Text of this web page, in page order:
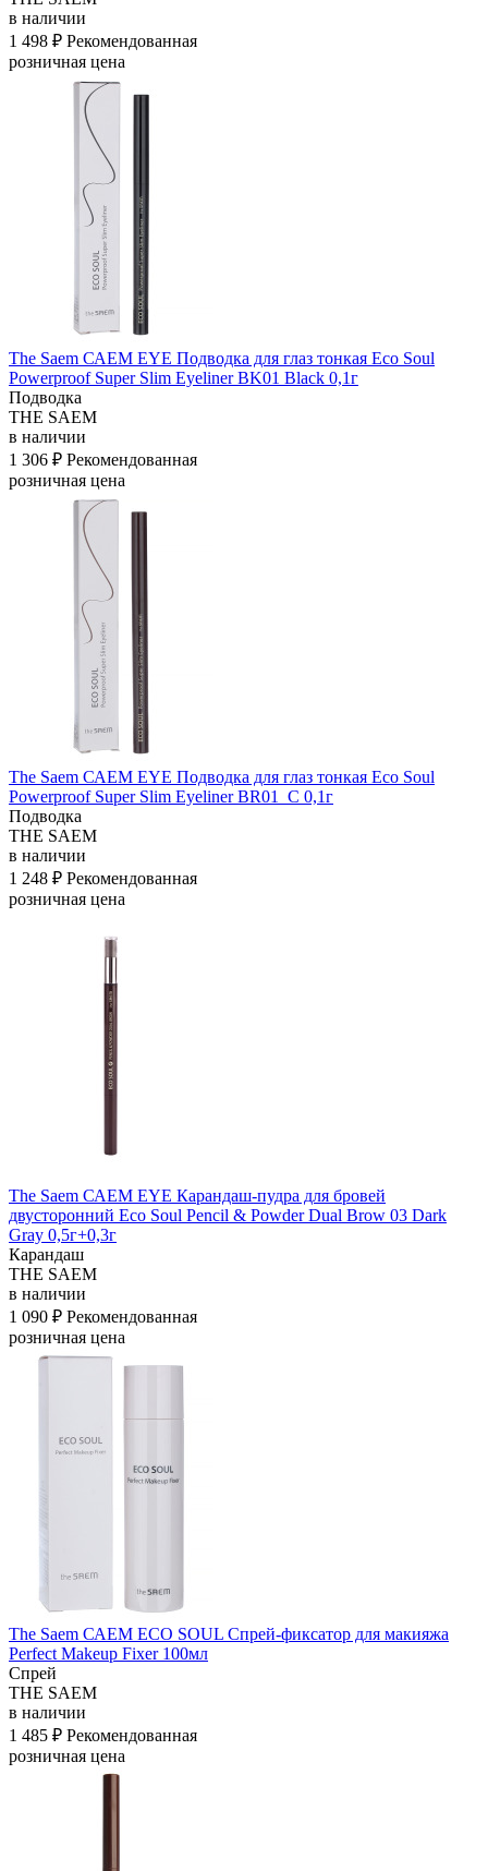
в наличии
1 498 ₽ Рекомендованная
розничная цена
The Saem САЕМ EYE Подводка для глаз тонкая Eco Soul
Powerproof Super Slim Eyeliner BK01 Black 0,1г
Подводка
THE SAEM
в наличии
1 306 ₽ Рекомендованная
розничная цена
The Saem САЕМ EYE Подводка для глаз тонкая Eco Soul
Powerproof Super Slim Eyeliner BR01_C 0,1г
Подводка
THE SAEM
в наличии
1 248 ₽ Рекомендованная
розничная цена
The Saem САЕМ EYE Карандаш-пудра для бровей
двусторонний Eco Soul Pencil & Powder Dual Brow 03 Dark
Gray 0,5г+0,3г
Карандаш
THE SAEM
в наличии
1 090 ₽ Рекомендованная
розничная цена
The Saem САЕМ ECO SOUL Спрей-фиксатор для макияжа
Perfect Makeup Fixer 100мл
Спрей
THE SAEM
в наличии
1 485 ₽ Рекомендованная
розничная цена